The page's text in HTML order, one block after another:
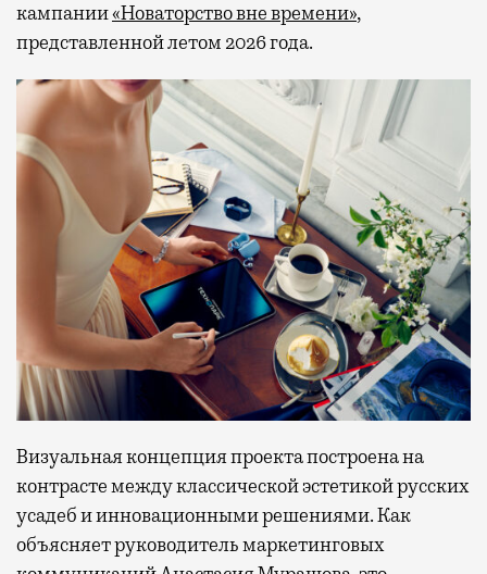
кампании«Новаторство вне времени»,
представленной летом 2026 года.
Визуальная концепция проекта построена на
контрасте между классической эстетикой русских
усадеб и инновационными решениями. Как
объясняет руководитель маркетинговых